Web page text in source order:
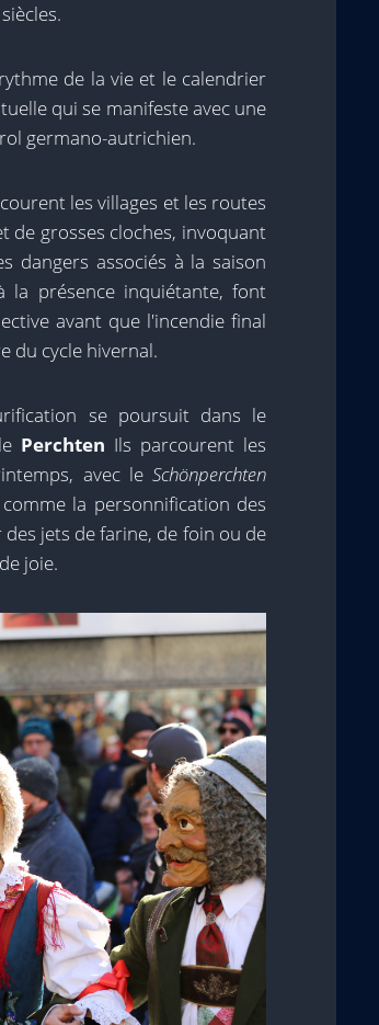
de la vie et le calendrier
qui se manifeste avec une
germano-autrichien.
les villages et les routes
de grosses cloches, invoquant
dangers associés à la saison
la présence inquiétante, font
avant que l'incendie final
du cycle hivernal.
se poursuit dans le
Perchten Ils parcourent les
avec le Schönperchten
comme la personnification des
jets de farine, de foin ou de
joie.